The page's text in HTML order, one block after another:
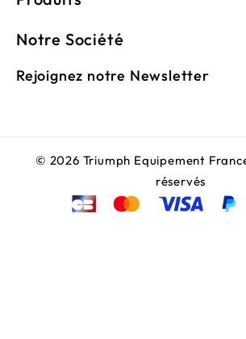
Notre Société
Rejoignez notre Newsletter
© 2026 Triumph Equipement
réservés